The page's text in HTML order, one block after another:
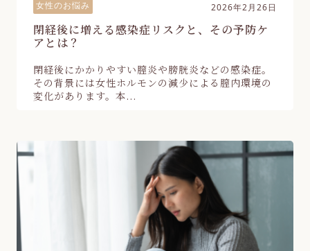
女性のお悩み 2026年2月26日
閉経後に増える感染症リスクと、その予防ケ
アとは？
閉経後にかかりやすい膣炎や膀胱炎などの感染症。
その背景には女性ホルモンの減少による膣内環境の
変化があります。本...